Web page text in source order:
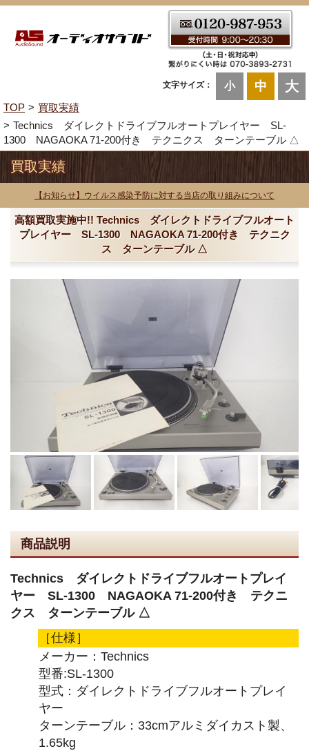
文字サイズ： 小 中 大
TOP
買取実績
Technics ダイレクトドライブフルオートプレイヤー SL-
1300 NAGAOKA 71-200付き テクニクス ターンテーブル △
買取実績
【お知らせ】ウイルス感染予防に対する当店の取り組みについて
高額買取実施中!! Technics ダイレクトドライブフルオート
プレイヤー SL-1300 NAGAOKA 71-200付き テクニク
ス ターンテーブル △
商品説明
Technics ダイレクトドライブフルオートプレイ
ヤー SL-1300 NAGAOKA 71-200付き テクニ
クス ターンテーブル △
［仕様］
メーカー：Technics
型番:SL-1300
型式：ダイレクトドライブフルオートプレイ
ヤー
ターンテーブル：33cmアルミダイカスト製、
1.65kg